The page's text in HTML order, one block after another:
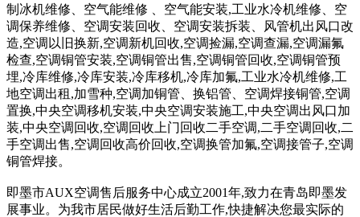
制冰机维修、空气能维修 、空气能安装,工业水冷机维修、空
调保养维修、空调安装回收、空调安装拆装、风管机出风口改
造,空调以旧换新,空调新机回收,空调捡漏,空调查漏,空调漏氟
检查,空调铜管安装,空调铜管出售,空调铜管回收,空调铜管预
埋,冷库维修,冷库安装,冷库移机,冷库加氟,工业水冷机维修,工
地空调出租,加雪种,空调加铜管、换铝管、空调焊接铜管,空调
置换,中央空调移机安装,中央空调安装施工,中央空调出风口加
装,中央空调回收,空调回收上门回收二手空调,二手空调回收,二
手空调出售,空调回收高价回收,空调换管加氟,空调接管子,空调
铜管焊接。
即墨市AUX空调售后服务中心成立2001年,致力在青岛即墨发
展事业。为我市居民做好生活后勤工作,快捷解决您最实际的